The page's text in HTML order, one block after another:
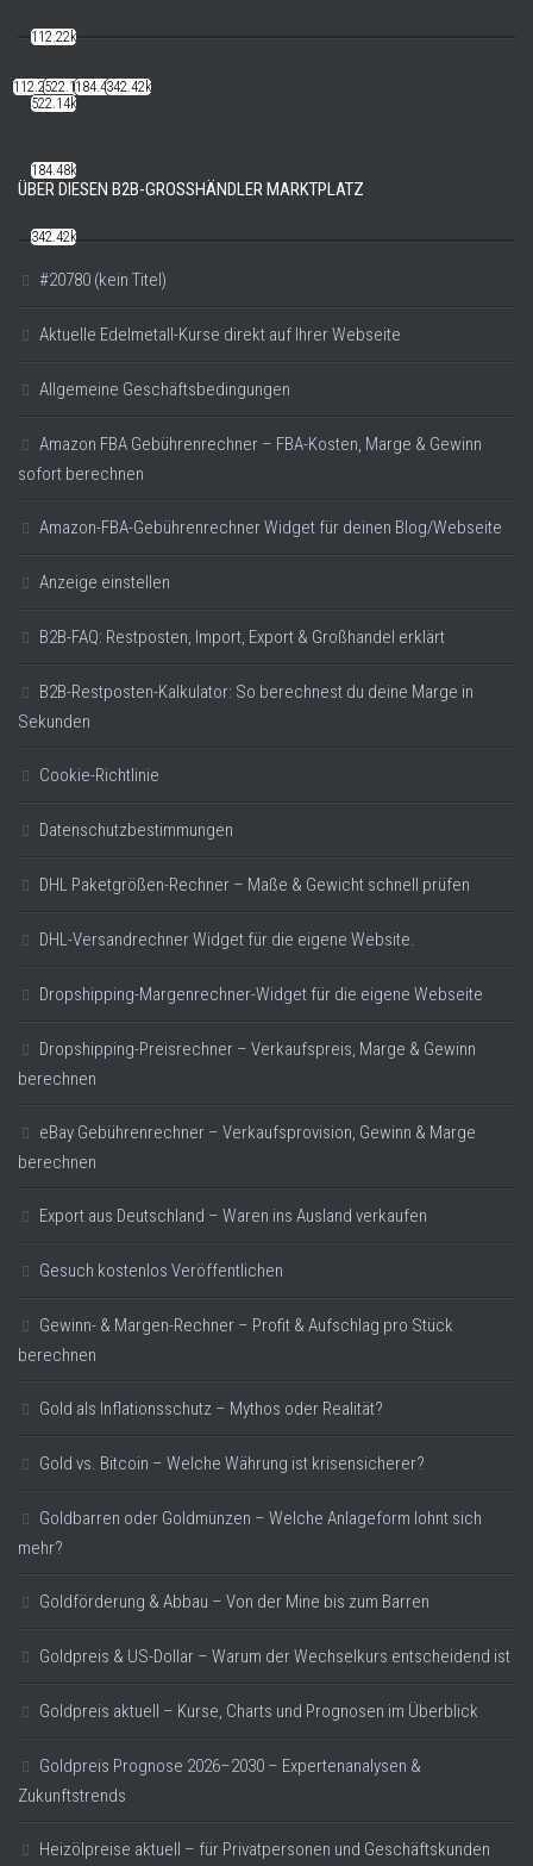
112.22k522.14k184.48k342.42k
ÜBER DIESEN B2B-GROSSHÄNDLER MARKTPLATZ
#20780 (kein Titel)
Aktuelle Edelmetall-Kurse direkt auf Ihrer Webseite
Allgemeine Geschäftsbedingungen
Amazon FBA Gebührenrechner – FBA-Kosten, Marge & Gewinn
sofort berechnen
Amazon-FBA-Gebührenrechner Widget für deinen Blog/Webseite
Anzeige einstellen
B2B-FAQ: Restposten, Import, Export & Großhandel erklärt
B2B-Restposten-Kalkulator: So berechnest du deine Marge in
Sekunden
Cookie-Richtlinie
Datenschutzbestimmungen
DHL Paketgrößen-Rechner – Maße & Gewicht schnell prüfen
DHL-Versandrechner Widget für die eigene Website.
Dropshipping-Margenrechner-Widget für die eigene Webseite
Dropshipping-Preisrechner – Verkaufspreis, Marge & Gewinn
berechnen
eBay Gebührenrechner – Verkaufsprovision, Gewinn & Marge
berechnen
Export aus Deutschland – Waren ins Ausland verkaufen
Gesuch kostenlos Veröffentlichen
Gewinn- & Margen-Rechner – Profit & Aufschlag pro Stück
berechnen
Gold als Inflationsschutz – Mythos oder Realität?
Gold vs. Bitcoin – Welche Währung ist krisensicherer?
Goldbarren oder Goldmünzen – Welche Anlageform lohnt sich
mehr?
Goldförderung & Abbau – Von der Mine bis zum Barren
Goldpreis & US-Dollar – Warum der Wechselkurs entscheidend ist
Goldpreis aktuell – Kurse, Charts und Prognosen im Überblick
Goldpreis Prognose 2026–2030 – Expertenanalysen &
Zukunftstrends
Heizölpreise aktuell – für Privatpersonen und Geschäftskunden
112.22k
522.14k
184.48k
342.42k